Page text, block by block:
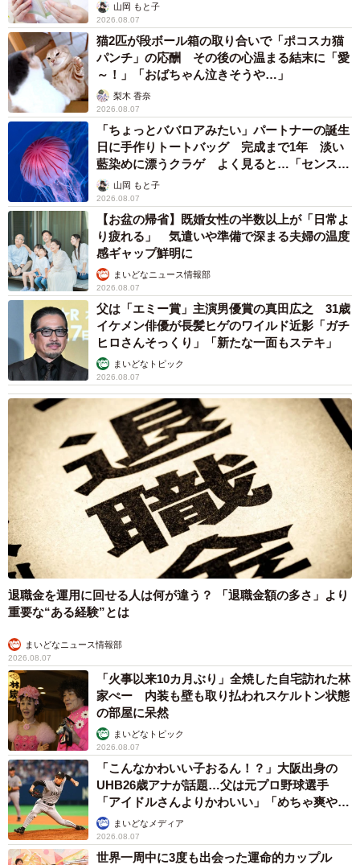
山岡 もと子
2026.08.07
猫2匹が段ボール箱の取り合いで「ポコスカ猫
パンチ」の応酬 その後の心温まる結末に「愛
～！」「おばちゃん泣きそうや…」
梨木 香奈
2026.08.07
「ちょっとババロアみたい」パートナーの誕生
日に手作りトートバッグ 完成まで1年 淡い
藍染めに漂うクラゲ よく見ると…「センスす
ごい」山岡 もと子
2026.08.07
【お盆の帰省】既婚女性の半数以上が「日常よ
り疲れる」 気遣いや準備で深まる夫婦の温度
感ギャップ鮮明に
まいどなニュース情報部
2026.08.07
父は「エミー賞」主演男優賞の真田広之 31歳
イケメン俳優が長髪ヒゲのワイルド近影「ガチ
ヒロさんそっくり」「新たな一面もステキ」
まいどなトピック
2026.08.07
退職金を運用に回せる人は何が違う？ 「退職金額の多さ」より
重要な“ある経験”とは
まいどなニュース情報部
2026.08.07
「火事以来10カ月ぶり」全焼した自宅訪れた林
家ぺー 内装も壁も取り払われスケルトン状態
の部屋に呆然
まいどなトピック
2026.08.07
「こんなかわいい子おるん！？」大阪出身の
UHB26歳アナが話題…父は元プロ野球選手
「アイドルさんよりかわいい」「めちゃ爽や
か」まいどなメディア
2026.08.07
世界一周中に3度も出会った運命的カップル